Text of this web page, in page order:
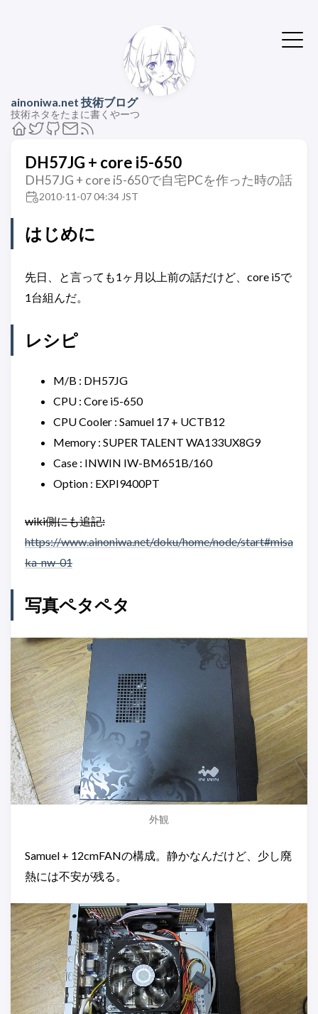
ainoniwa.net 技術ブログ
技術ネタをたまに書くやーつ
DH57JG + core i5-650
DH57JG + core i5-650で自宅PCを作った時の話
2010-11-07 04:34 JST
はじめに
先日、と言っても1ヶ月以上前の話だけど、core i5で
1台組んだ。
レシピ
M/B : DH57JG
CPU : Core i5-650
CPU Cooler : Samuel 17 + UCTB12
Memory : SUPER TALENT WA133UX8G9
Case : INWIN IW-BM651B/160
Option : EXPI9400PT
wiki側にも追記:
https://www.ainoniwa.net/doku/home/node/start#misa
ka-nw-01
写真ペタペタ
外観
Samuel + 12cmFANの構成。静かなんだけど、少し廃
熱には不安が残る。